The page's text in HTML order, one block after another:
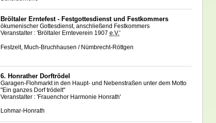
Bröltaler Erntefest - Festgottesdienst und Festkommers
ökumenischer Gottesdienst, anschließend Festkommers
Veranstalter : 'Bröltaler Ernteverein 1907 e.V.'
Festzelt, Much-Bruchhausen / Nümbrecht-Röttgen
6. Honrather Dorftrödel
Garagen-Flohmarkt in den Haupt- und Nebenstraßen unter dem Motto
"Ein ganzes Dorf trödelt"
Veranstalter : 'Frauenchor Harmonie Honrath'
Lohmar-Honrath